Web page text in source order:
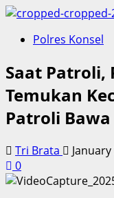
Polres Konsel
Saat Patroli,
Temukan
Patroli
Tri Brata
0